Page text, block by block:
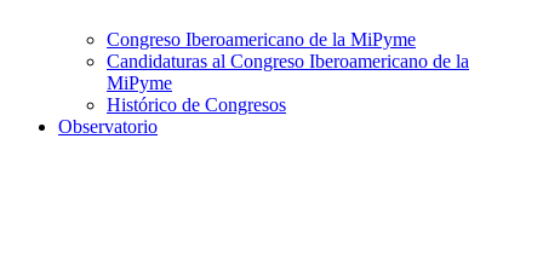
Congreso Iberoamericano de la MiPyme
Candidaturas al Congreso Iberoamericano de la
MiPyme
Histórico de Congresos
Observatorio